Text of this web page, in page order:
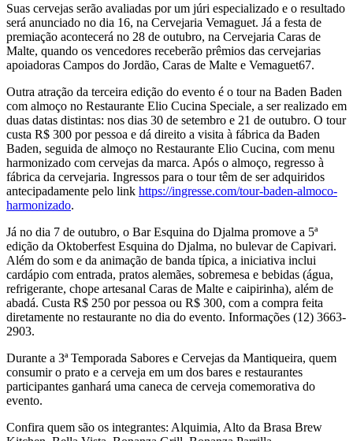
Suas cervejas serão avaliadas por um júri especializado e o resultado
será anunciado no dia 16, na Cervejaria Vemaguet. Já a festa de
premiação acontecerá no 28 de outubro, na Cervejaria Caras de
Malte, quando os vencedores receberão prêmios das cervejarias
apoiadoras Campos do Jordão, Caras de Malte e Vemaguet67.
Outra atração da terceira edição do evento é o tour na Baden Baden
com almoço no Restaurante Elio Cucina Speciale, a ser realizado em
duas datas distintas: nos dias 30 de setembro e 21 de outubro. O tour
custa R$ 300 por pessoa e dá direito a visita à fábrica da Baden
Baden, seguida de almoço no Restaurante Elio Cucina, com menu
harmonizado com cervejas da marca. Após o almoço, regresso à
fábrica da cervejaria. Ingressos para o tour têm de ser adquiridos
antecipadamente pelo link https://ingresse.com/tour-baden-almoco-
harmonizado.
Já no dia 7 de outubro, o Bar Esquina do Djalma promove a 5ª
edição da Oktoberfest Esquina do Djalma, no bulevar de Capivari.
Além do som e da animação de banda típica, a iniciativa inclui
cardápio com entrada, pratos alemães, sobremesa e bebidas (água,
refrigerante, chope artesanal Caras de Malte e caipirinha), além de
abadá. Custa R$ 250 por pessoa ou R$ 300, com a compra feita
diretamente no restaurante no dia do evento. Informações (12) 3663-
2903.
Durante a 3ª Temporada Sabores e Cervejas da Mantiqueira, quem
consumir o prato e a cerveja em um dos bares e restaurantes
participantes ganhará uma caneca de cerveja comemorativa do
evento.
Confira quem são os integrantes: Alquimia, Alto da Brasa Brew